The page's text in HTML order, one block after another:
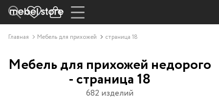
Главная Мебель для прихожей страница 18
Мебель для прихожей недорого
- страница 18
682 изделий